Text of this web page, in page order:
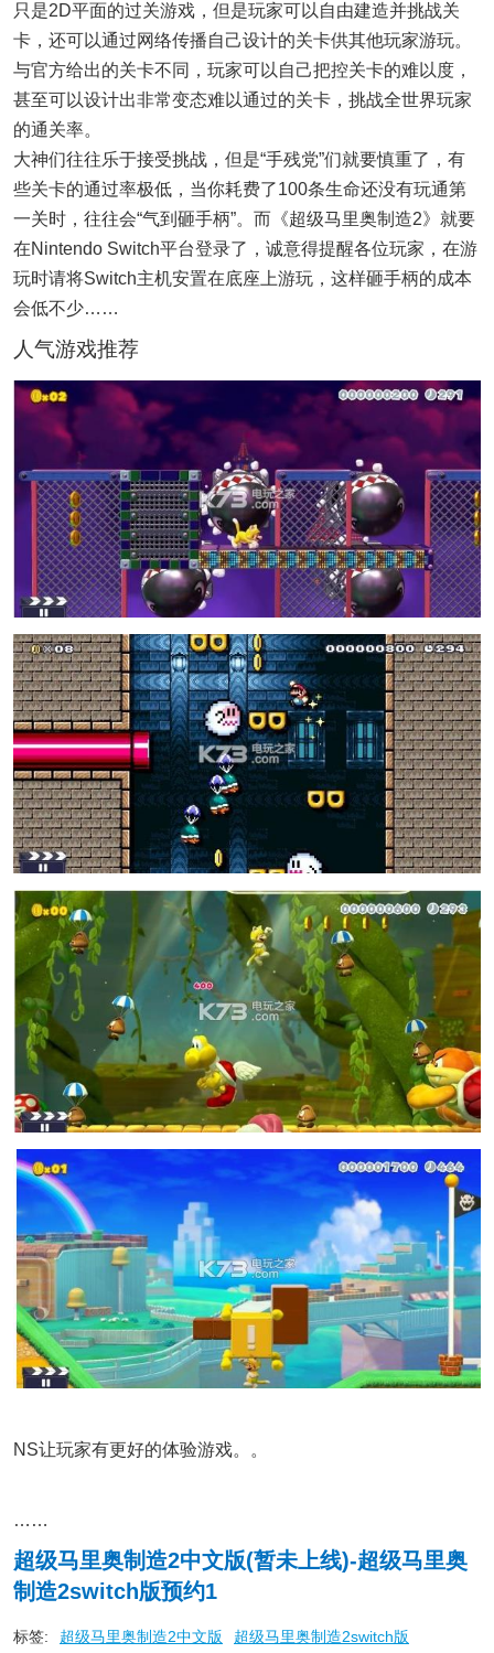
只是2D平面的过关游戏，但是玩家可以自由建造并挑战关
卡，还可以通过网络传播自己设计的关卡供其他玩家游玩。
与官方给出的关卡不同，玩家可以自己把控关卡的难以度，
甚至可以设计出非常变态难以通过的关卡，挑战全世界玩家
的通关率。
大神们往往乐于接受挑战，但是“手残党”们就要慎重了，有
些关卡的通过率极低，当你耗费了100条生命还没有玩通第
一关时，往往会“气到砸手柄”。而《超级马里奥制造2》就要
在Nintendo Switch平台登录了，诚意得提醒各位玩家，在游
玩时请将Switch主机安置在底座上游玩，这样砸手柄的成本
会低不少……
人气游戏推荐
NS让玩家有更好的体验游戏。。
……
超级马里奥制造2中文版(暂未上线)-超级马里奥
制造2switch版预约1
标签: 超级马里奥制造2中文版 超级马里奥制造2switch版